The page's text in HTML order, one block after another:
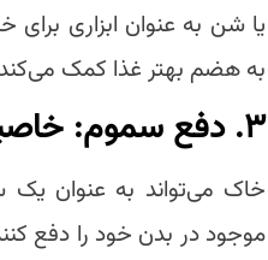
یا شن به عنوان ابزاری برای
به هضم بهتر غذا کمک
۳. دفع سموم:
خاک می‌تواند به عنوان
موجود در بدن خود را دفع